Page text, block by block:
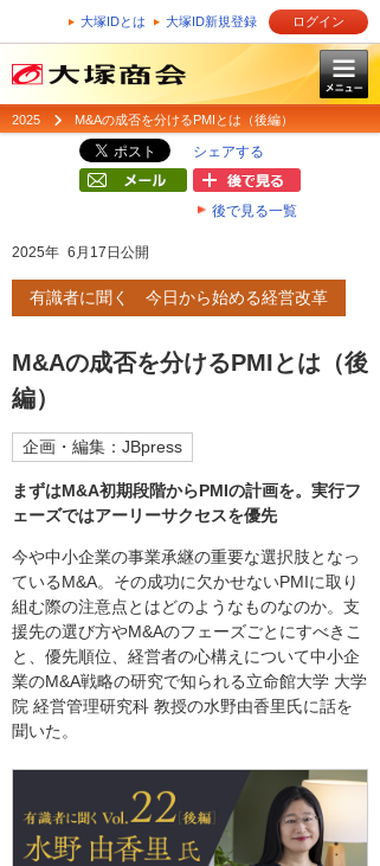
大塚IDとは 大塚ID新規登録 ログイン
2025 M&Aの成否を分けるPMIとは（後編）
シェアする
後で見る一覧
2025年 6月17日公開
有識者に聞く 今日から始める経営改革
M&Aの成否を分けるPMIとは（後
編）
企画・編集：JBpress
まずはM&A初期段階からPMIの計画を。実行フ
ェーズではアーリーサクセスを優先
今や中小企業の事業承継の重要な選択肢となっ
ているM&A。その成功に欠かせないPMIに取り
組む際の注意点とはどのようなものなのか。支
援先の選び方やM&Aのフェーズごとにすべきこ
と、優先順位、経営者の心構えについて中小企
業のM&A戦略の研究で知られる立命館大学 大学
院 経営管理研究科 教授の水野由香里氏に話を
聞いた。